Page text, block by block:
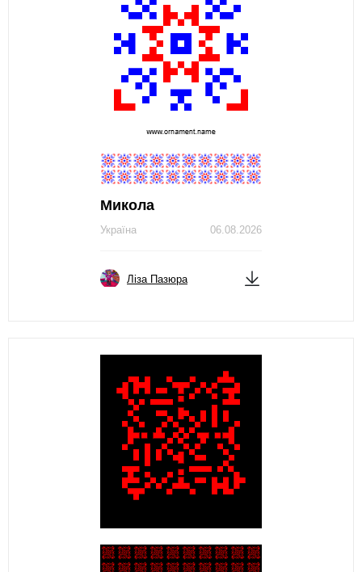
Микола
06.08.2026
Україна
Ліза Пазюра